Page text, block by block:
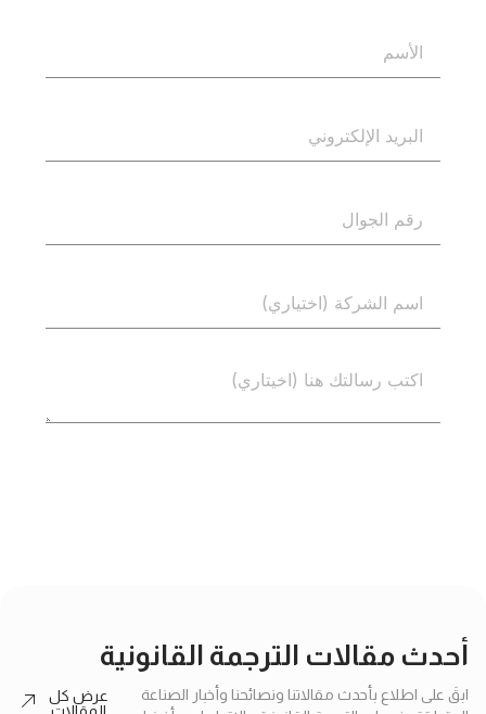
أحدث مقالات الترجمة القانونية
ابقَ على اطلاع بأحدث مقالاتنا ونصائحنا وأخبار الصناعة
عرض كل
المقالات